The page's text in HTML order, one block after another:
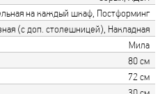
на каждый шкаф, Постформинг
(с доп. столешницей), Накладная
Мила
80 см
72 см